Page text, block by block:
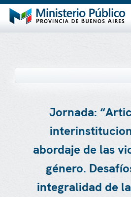
Jornada:
abordaje de las
género.
integralidad de